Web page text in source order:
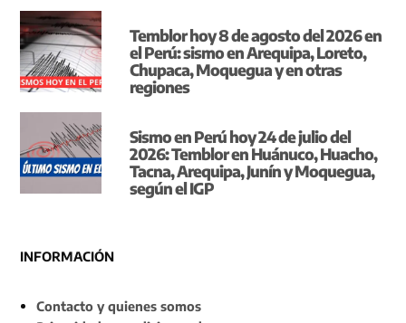
Temblor hoy 8 de agosto del 2026 en
el Perú: sismo en Arequipa, Loreto,
Chupaca, Moquegua y en otras
regiones
Sismo en Perú hoy 24 de julio del
2026: Temblor en Huánuco, Huacho,
Tacna, Arequipa, Junín y Moquegua,
según el IGP
INFORMACIÓN
Contacto y quienes somos